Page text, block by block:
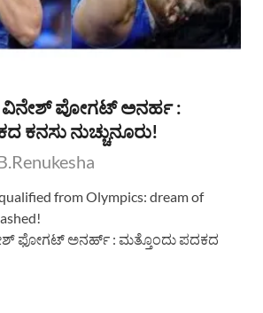
ವಿನೇಶ್ ಪೋಗಟ್ ಅನರ್ಹ :
ಕನಸು ನುಚ್ಚುನೂರು!
from Olympics: dream of
ಫೋಗಟ್ ಅನರ್ಹ್ : ಮತ್ತೊಂದು ಪದಕದ